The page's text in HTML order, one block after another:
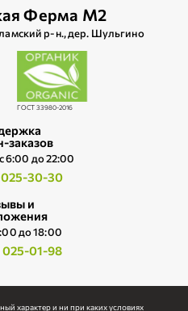
Ферма М2
р‑н., дер. Шульгино
ГОСТ 33980-2016
заказов
6:00 до 22:00
025-30-30
и
до 18:00
025-01-98
характер и ни при каких условиях